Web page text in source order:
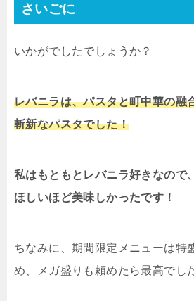
さいごに
いかがでしたでしょうか？
レバニラは、パスタと町中華の融
斬新なパスタでした！
私はもともとレバニラ好きなので
ほしいほど美味しかったです！
ちなみに、期間限定メニューは特
め、メガ盛りも頼めたら最高でし